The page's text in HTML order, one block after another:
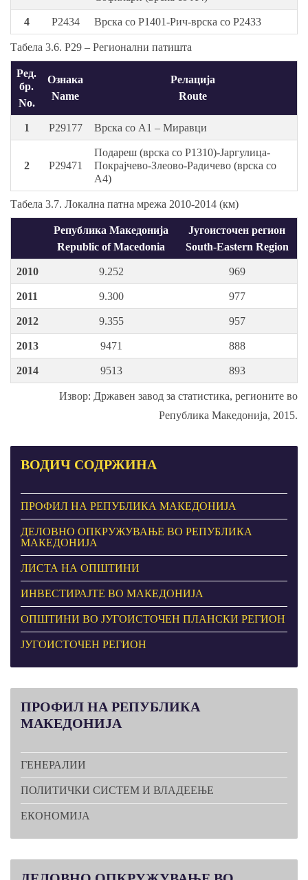
4 P2434 Врска со P1401-Рич-врска со P2433
Табела 3.6. Р29 – Регионални патишта
Ред.
бр.
No.
Ознака
Name
Релација
Route
1 P29177 Врска со А1 – Миравци
2 P29471
Подареш (врска со P1310)-Јаргулица-
Покрајчево-Злеово-Радичево (врска со
А4)
Табела 3.7. Локална патна мрежа 2010-2014 (км)
Република Македонија
Republic of Macedonia
Југоисточен регион
South-Eastern Region
2010 9.252 969
2011 9.300 977
2012 9.355 957
2013 9471 888
2014 9513 893
Извор: Државен завод за статистика, регионите во
Република Македонија, 2015.
ВОДИЧ СОДРЖИНА
ПРОФИЛ НА РЕПУБЛИКА МАКЕДОНИЈА
ДЕЛОВНО ОПКРУЖУВАЊЕ ВО РЕПУБЛИКА
МАКЕДОНИЈА
ЛИСТА НА ОПШТИНИ
ИНВЕСТИРАЈТЕ ВО МАКЕДОНИЈА
ОПШТИНИ ВО ЈУГОИСТОЧЕН ПЛАНСКИ РЕГИОН
ЈУГОИСТОЧЕН РЕГИОН
ПРОФИЛ НА РЕПУБЛИКА
МАКЕДОНИЈА
ГЕНЕРАЛИИ
ПОЛИТИЧКИ СИСТЕМ И ВЛАДЕЕЊЕ
ЕКОНОМИЈА